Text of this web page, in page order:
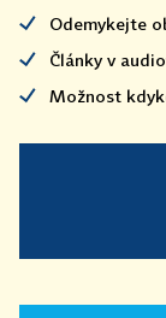
Odemykejte
Články v
Možnost